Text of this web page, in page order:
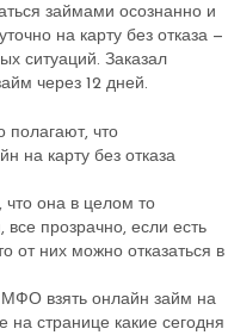
займами осознанно и
на карту без отказа —
ситуаций. Заказал
через 12 дней.
что
на карту без отказа
что она в целом то
прозрачно, если есть
от них можно отказаться в
взять онлайн займ на
на странице какие сегодня